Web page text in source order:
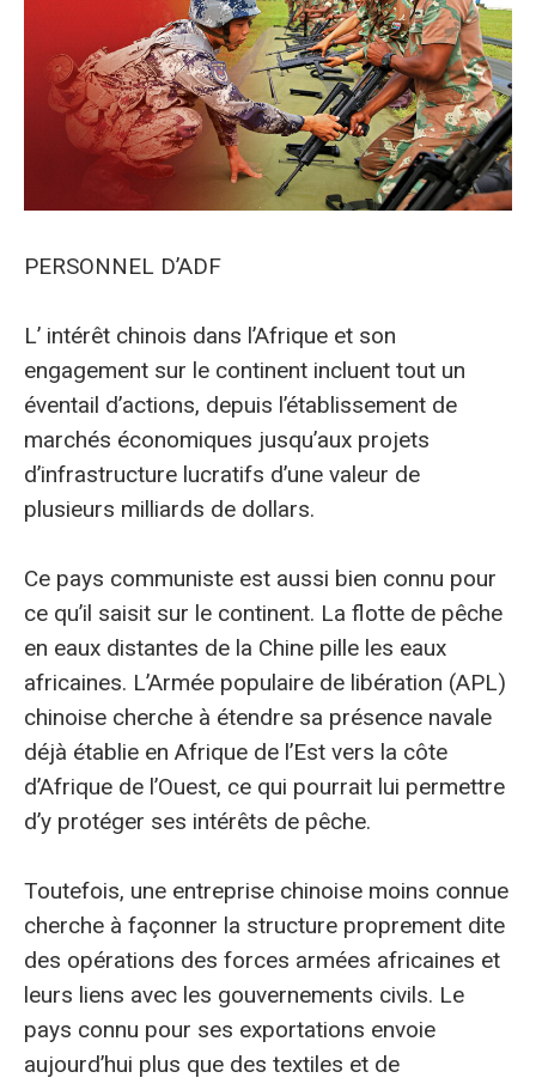
PERSONNEL D’ADF
L’ intérêt chinois dans l’Afrique et son
engagement sur le continent incluent tout un
éventail d’actions, depuis l’établissement de
marchés économiques jusqu’aux projets
d’infrastructure lucratifs d’une valeur de
plusieurs milliards de dollars.
Ce pays communiste est aussi bien connu pour
ce qu’il saisit sur le continent. La flotte de pêche
en eaux distantes de la Chine pille les eaux
africaines. L’Armée populaire de libération (APL)
chinoise cherche à étendre sa présence navale
déjà établie en Afrique de l’Est vers la côte
d’Afrique de l’Ouest, ce qui pourrait lui permettre
d’y protéger ses intérêts de pêche.
Toutefois, une entreprise chinoise moins connue
cherche à façonner la structure proprement dite
des opérations des forces armées africaines et
leurs liens avec les gouvernements civils. Le
pays connu pour ses exportations envoie
aujourd’hui plus que des textiles et de